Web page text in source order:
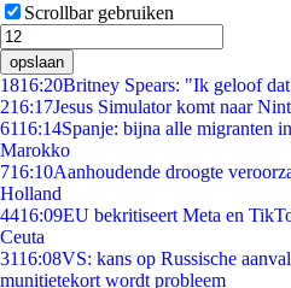
Scrollbar gebruiken
opslaan
1816:20Britney Spears: "Ik geloof
216:17Jesus Simulator komt naar
6116:14Spanje: bijna alle migranten
Marokko
716:10Aanhoudende droogte
Holland
4416:09EU bekritiseert Meta en
Ceuta
3116:08VS: kans op Russische
munitietekort wordt probleem